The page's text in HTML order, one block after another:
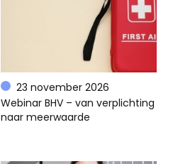
23 november 2026
Webinar BHV – van verplichting
naar meerwaarde